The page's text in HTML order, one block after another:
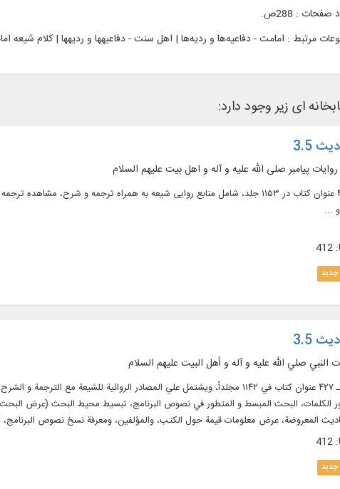
: 288ص.
مرتبط : امامت - دفاعیه‌ها و ردیه‌ها | اهل سنت - دفاعیه‎ها و ردیه‎ها | کلام شیعه امامیه - قرن 5ق. |
ای زیر وجود دارد:
3.5
پیامبر صلی الله علیه و آله و اهل بیت علیهم السلام
متن کامل ۴۳۱ عنوان کتاب در ۱۱۵۳ جلد، شامل منابع روایی شیعه به همراه ترجمه و
...
جدید
3.5
النبي صلي الله عليه و آله و أهل البيت عليهم السلام
النص الكامل لـ ۴۲۷ عنوان كتاب في ۱۱۴۲ مجلداً، ويشتمل علي المصادر الروائية
البحث المبسط و المتطور في نصوص البرنامج، تبسيط محيط البحث (عرض البحث
المعروضة، عرض معلومات قيمة حول الكتب، والمؤلفين، ومعرفة نسخ نصوص
دورات قواميس ومعاجم اللغة باللغتين العربية و الفارسية في ۶۲ مجلداً بقابليات البحث
جدید